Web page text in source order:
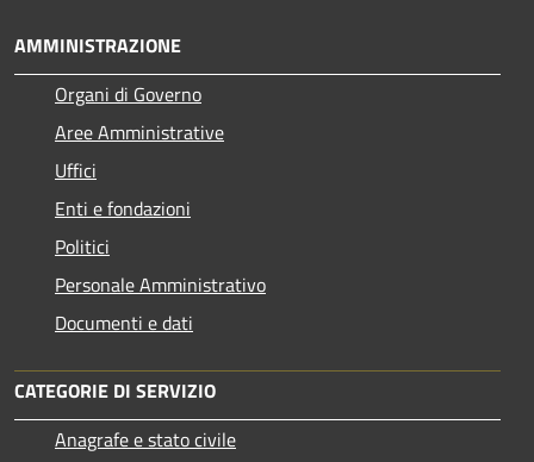
AMMINISTRAZIONE
Organi di Governo
Aree Amministrative
Uffici
Enti e fondazioni
Politici
Personale Amministrativo
Documenti e dati
CATEGORIE DI SERVIZIO
Anagrafe e stato civile